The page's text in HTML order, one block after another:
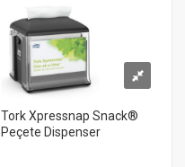
Tork Xpressnap Snack®
Peçete Dispenser